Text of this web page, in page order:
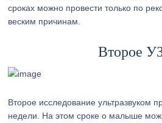
сроках можно провести только по
веским причинам.
Второе
Второе исследование ультразвуком
недели. На этом сроке о малыше